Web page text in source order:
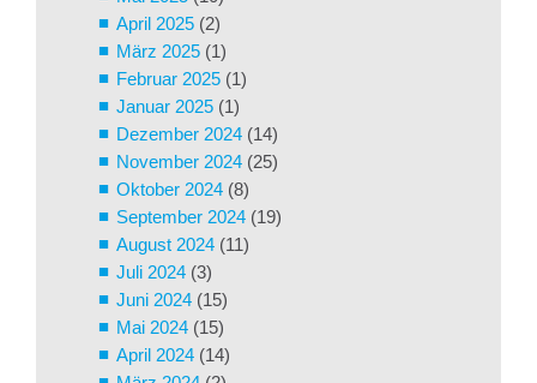
April 2025 (2)
März 2025 (1)
Februar 2025 (1)
Januar 2025 (1)
Dezember 2024 (14)
November 2024 (25)
Oktober 2024 (8)
September 2024 (19)
August 2024 (11)
Juli 2024 (3)
Juni 2024 (15)
Mai 2024 (15)
April 2024 (14)